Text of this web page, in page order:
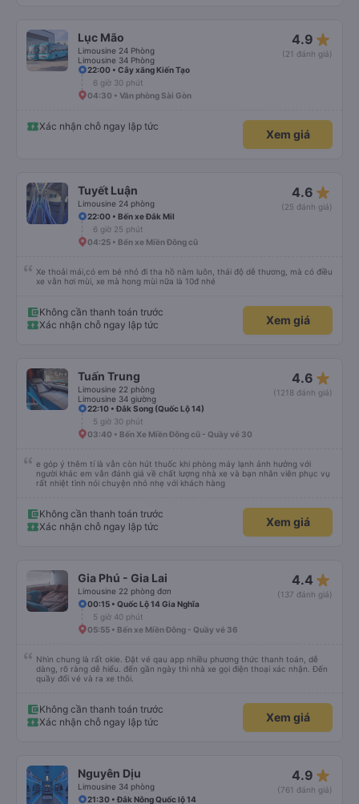
Lục Mão
Limousine 24 Phòng
Limousine 34 Phòng
4.9 star_rate
(21 đánh giá)
22:00 • Cây xăng Kiến Tạo
6 giờ 30 phút
04:30 • Văn phòng Sài Gòn
Xác nhận chỗ ngay lập tức
Xem giá
Tuyết Luận
Limousine 24 phòng
4.6 star_rate
(25 đánh giá)
22:00 • Bến xe Đắk Mil
6 giờ 25 phút
04:25 • Bến xe Miền Đông cũ
Xe thoải mái,có em bé nhỏ đi tha hồ nằm luôn, thái độ dễ thương, mà có điều
xe vẫn hơi mùi, xe mà hong mùi nữa là 10đ nhé
Không cần thanh toán trước
Xác nhận chỗ ngay lập tức
Xem giá
Tuấn Trung
Limousine 22 phòng
Limousine 34 giường
4.6 star_rate
(1218 đánh giá)
22:10 • Đắk Song (Quốc Lộ 14)
5 giờ 30 phút
03:40 • Bến Xe Miền Đông cũ - Quầy vé 30
e góp ý thêm tí là vẫn còn hút thuốc khi phòng máy lạnh ảnh hưởng với
người khác em vẫn đánh giá về chất lượng nhà xe và bạn nhân viên phục vụ
rất nhiệt tình nói chuyện nhỏ nhẹ với khách hàng
Không cần thanh toán trước
Xác nhận chỗ ngay lập tức
Xem giá
Gia Phú - Gia Lai
Limousine 22 phòng đơn
4.4 star_rate
(137 đánh giá)
00:15 • Quốc Lộ 14 Gia Nghĩa
5 giờ 40 phút
05:55 • Bến xe Miền Đông - Quầy vé 36
Nhìn chung là rất okie. Đặt vé qau app nhiều phương thức thanh toán, dễ
dàng, rõ ràng dễ hiểu. đến gần ngày thì nhà xe gọi điện thoại xác nhận. Đến
quầy đổi vé và ra xe thôi.
Không cần thanh toán trước
Xác nhận chỗ ngay lập tức
Xem giá
Nguyên Dịu
Limousine 34 phòng
4.9 star_rate
(761 đánh giá)
21:30 • Đắk Nông Quốc lộ 14